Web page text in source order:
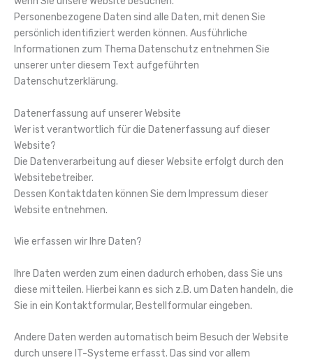
Personenbezogene Daten sind alle Daten, mit denen Sie
persönlich identifiziert werden können. Ausführliche
Informationen zum Thema Datenschutz entnehmen Sie
unserer unter diesem Text aufgeführten
Datenschutzerklärung.
Datenerfassung auf unserer Website
Wer ist verantwortlich für die Datenerfassung auf dieser
Website?
Die Datenverarbeitung auf dieser Website erfolgt durch den
Websitebetreiber.
Dessen Kontaktdaten können Sie dem Impressum dieser
Website entnehmen.
Wie erfassen wir Ihre Daten?
Ihre Daten werden zum einen dadurch erhoben, dass Sie uns
diese mitteilen. Hierbei kann es sich z.B. um Daten handeln, die
Sie in ein Kontaktformular, Bestellformular eingeben.
Andere Daten werden automatisch beim Besuch der Website
durch unsere IT-Systeme erfasst. Das sind vor allem